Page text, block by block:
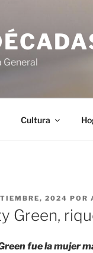
General
Cultura
2024 POR
Green,
fue la mujer